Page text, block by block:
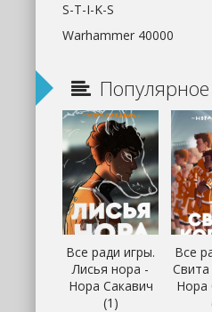
S-T-I-K-S
Warhammer 40000
Популярное
Все ради игры.
Лисья нора -
Нора Сакавич
(1)
Все
Нора